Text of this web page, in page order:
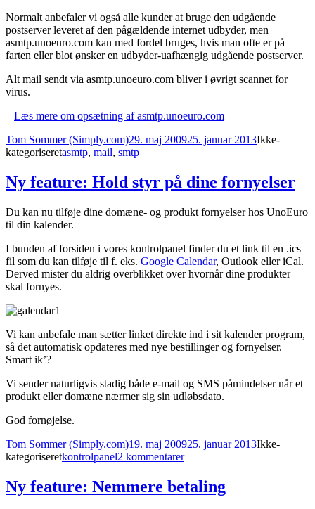
Normalt anbefaler vi også alle kunder at bruge den udgående
postserver leveret af den pågældende internet udbyder, men
asmtp.unoeuro.com kan med fordel bruges, hvis man ofte er på
farten eller blot ønsker en udbyder-uafhængig udgående postserver.
Alt mail sendt via asmtp.unoeuro.com bliver i øvrigt scannet for
virus.
– Læs mere om opsætning af asmtp.unoeuro.com
Forfatter
Tom Sommer (Simply.com)Udgivet
29. maj 200925. januar 2013Kategorier
Ikke-
kategoriseretTags
asmtp, mail, smtp
Ny feature: Hold styr på dine fornyelser
Du kan nu tilføje dine domæne- og produkt fornyelser hos UnoEuro
til din kalender.
I bunden af forsiden i vores kontrolpanel finder du et link til en .ics
fil som du kan tilføje til f. eks. Google Calendar, Outlook eller iCal.
Derved mister du aldrig overblikket over hvornår dine produkter
skal fornyes.
Vi kan anbefale man sætter linket direkte ind i sit kalender program,
så det automatisk opdateres med nye bestillinger og fornyelser.
Smart ik’?
Vi sender naturligvis stadig både e-mail og SMS påmindelser når et
produkt eller domæne nærmer sig sin udløbsdato.
God fornøjelse.
Forfatter
Tom Sommer (Simply.com)Udgivet
19. maj 200925. januar 2013Kategorier
Ikke-
kategoriseretTags
kontrolpanel2 kommentarertil
feature:
Hold
Ny feature: Nemmere betaling